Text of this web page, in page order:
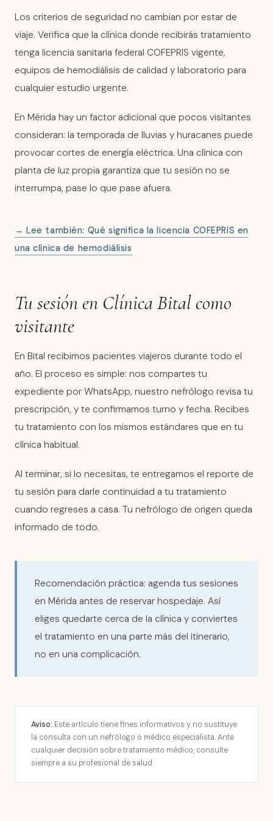
Los criterios de seguridad no cambian por estar de
viaje. Verifica que la clínica donde recibirás tratamiento
tenga licencia sanitaria federal COFEPRIS vigente,
equipos de hemodiálisis de calidad y laboratorio para
cualquier estudio urgente.
En Mérida hay un factor adicional que pocos visitantes
consideran: la temporada de lluvias y huracanes puede
provocar cortes de energía eléctrica. Una clínica con
planta de luz propia garantiza que tu sesión no se
interrumpa, pase lo que pase afuera.
→ Lee también: Qué significa la licencia COFEPRIS en
una clínica de hemodiálisis
Tu sesión en Clínica Bital como
visitante
En Bital recibimos pacientes viajeros durante todo el
año. El proceso es simple: nos compartes tu
expediente por WhatsApp, nuestro nefrólogo revisa tu
prescripción, y te confirmamos turno y fecha. Recibes
tu tratamiento con los mismos estándares que en tu
clínica habitual.
Al terminar, si lo necesitas, te entregamos el reporte de
tu sesión para darle continuidad a tu tratamiento
cuando regreses a casa. Tu nefrólogo de origen queda
informado de todo.
Recomendación práctica: agenda tus sesiones
en Mérida antes de reservar hospedaje. Así
eliges quedarte cerca de la clínica y conviertes
el tratamiento en una parte más del itinerario,
no en una complicación.
Aviso: Este artículo tiene fines informativos y no sustituye
la consulta con un nefrólogo o médico especialista. Ante
cualquier decisión sobre tratamiento médico, consulte
siempre a su profesional de salud.